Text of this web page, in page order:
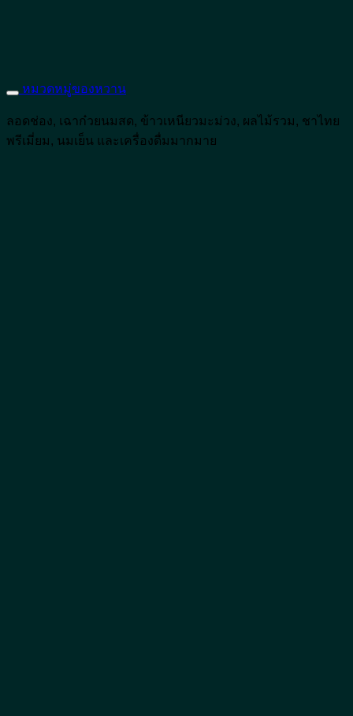
หมวดหมู่ของหวาน
ลอดช่อง, เฉาก๋วยนมสด, ข้าวเหนียวมะม่วง, ผลไม้รวม, ชาไทย
พรีเมี่ยม, นมเย็น และเครื่องดื่มมากมาย